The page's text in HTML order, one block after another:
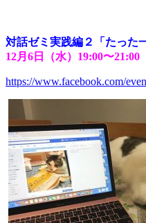
対話ゼミ実践編２「たった
12月 6 日（水） 19:00〜21:00
https://www.facebook.com/